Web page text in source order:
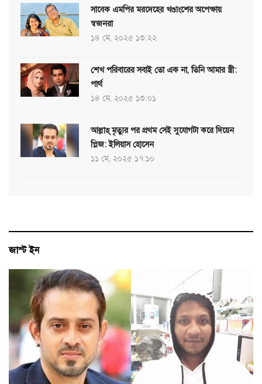
সাবেক এমপির মরদেহের খণ্ডাংশের অপেক্ষায়
স্বজনরা
১৪ মে, ২০২৫ ১৩:২২
শেখ পরিবারের সবাই তো এক না, তিনি আমার স্ত্রী:
পার্থ
১৪ মে, ২০২৫ ১৩:০১
আল্লাহ্ মৃত্যুর পর প্রথম সেই সুযোগটা করে দিয়েন
প্লিজ: ইলিয়াস হোসেন
১১ মে, ২০২৫ ১৭:১০
জাস্ট ইন